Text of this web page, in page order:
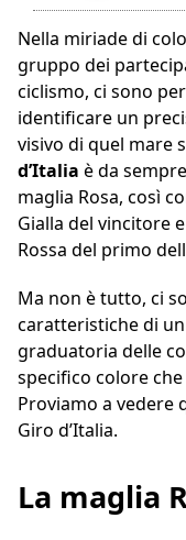
Nella miriade di
gruppo dei
ciclismo, ci sono
identificare un
visivo di quel mare
d’Italia è da
maglia Rosa, così
Gialla del vincitore
Rossa del primo
Ma non è tutto, ci
caratteristiche di
graduatoria delle
specifico colore
Proviamo a vedere
Giro d’Italia.
La maglia